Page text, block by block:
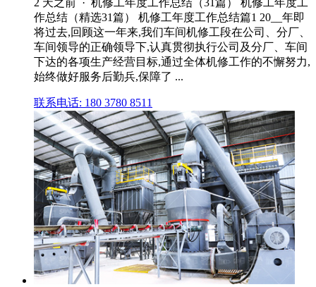
2 天之前 · 机修工年度工作总结（31篇） 机修工年度工
作总结（精选31篇） 机修工年度工作总结篇1 20__年即
将过去,回顾这一年来,我们车间机修工段在公司、分厂、
车间领导的正确领导下,认真贯彻执行公司及分厂、车间
下达的各项生产经营目标,通过全体机修工作的不懈努力,
始终做好服务后勤兵,保障了 ...
联系电话: 180 3780 8511